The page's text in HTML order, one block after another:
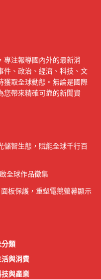
專注報導國內外的最新消
件、政治、經濟、科技、文
獲取全球動態。無論是國際
您帶來精確可靠的新聞資
儲智生態，賦能全球千行百
全球作品徵集
板保護，重塑電競螢幕顯示
分類
活與消費
技與產業